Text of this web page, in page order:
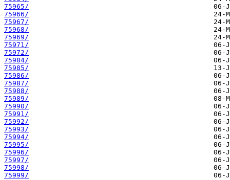
75965/
75966/
75967/
75968/
75969/
75971/
75972/
75984/
75985/
75986/
75987/
75988/
75989/
75990/
75991/
75992/
75993/
75994/
75995/
75996/
75997/
75998/
75999/